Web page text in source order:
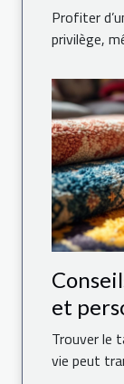
Profiter
privilège,
et
parfait
Trouver le
vie peut